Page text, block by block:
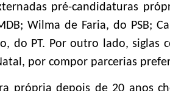
pré-candidaturas
Wilma de Faria, do PSB;
do PT. Por outro lado, siglas
por compor parcerias